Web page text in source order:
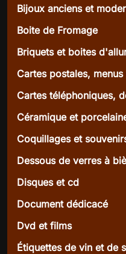
Bijoux anciens et
Boite de Fromage
Briquets et boites
Cartes postales,
Cartes téléphoniques,
Céramique et
Coquillages et
Dessous de verres à
Disques et cd
Document dédicacé
Dvd et films
Étiquettes de vin et de